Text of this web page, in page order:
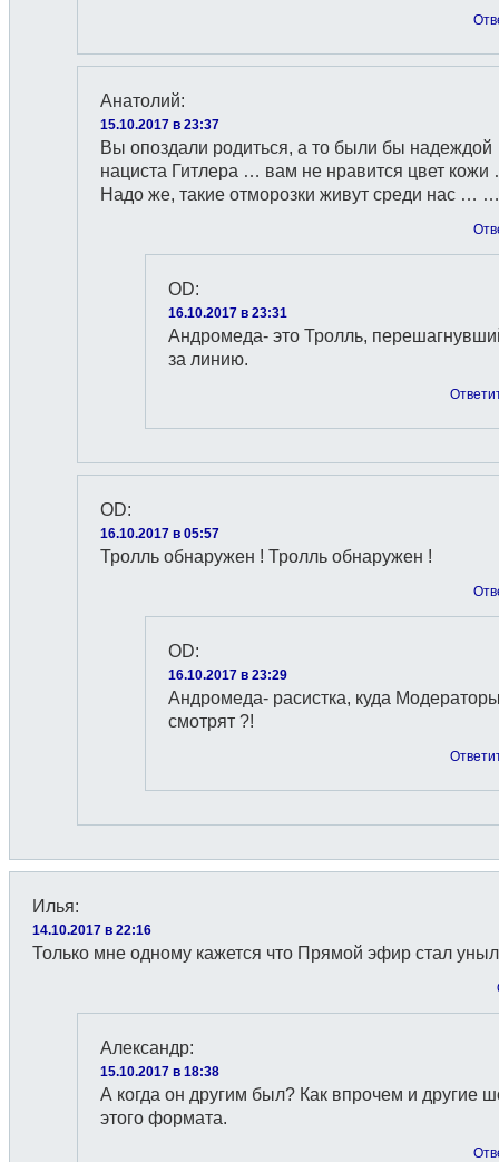
Анатолий:
15.10.2017 в 23:37
Вы опоздали родиться, а то были бы надеждой
нациста Гитлера … вам не нравится цвет
Надо же, такие отморозки живут среди нас … …
OD:
16.10.2017 в 23:31
Андромеда- это Тролль,
за линию.
OD:
16.10.2017 в 05:57
Тролль обнаружен ! Тролль обнаружен !
OD:
16.10.2017 в 23:29
Андромеда- расистка, куда
смотрят ?!
Илья:
14.10.2017 в 22:16
Только мне одному кажется что Прямой эфир стал
Александр:
15.10.2017 в 18:38
А когда он другим был? Как впрочем и другие
этого формата.